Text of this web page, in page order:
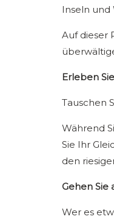
Inseln und
Auf dieser
Erleben
Tauschen
Während
Sie Ihr
den
Gehen Sie
Wer es